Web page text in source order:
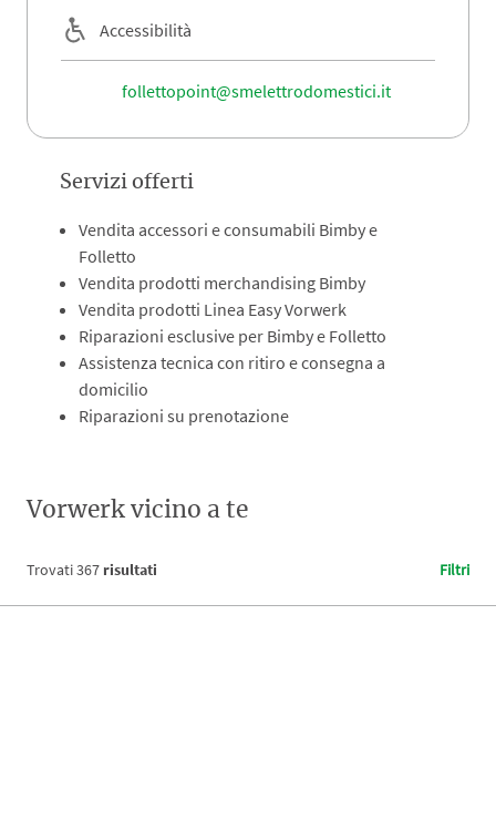
Accessibilità
follettopoint@smelettrodomestici.it
Servizi offerti
Vendita accessori e consumabili Bimby e
Folletto
Vendita prodotti merchandising Bimby
Vendita prodotti Linea Easy Vorwerk
Riparazioni esclusive per Bimby e Folletto
Assistenza tecnica con ritiro e consegna a
domicilio
Riparazioni su prenotazione
Vorwerk vicino a te
Trovati367 risultati Filtri